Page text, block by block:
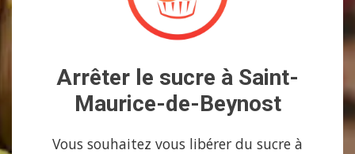
Arrêter le sucre à Saint-
Maurice-de-Beynost
Vous souhaitez vous libérer du sucre à